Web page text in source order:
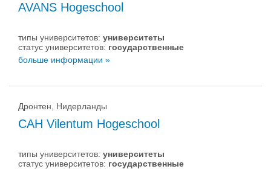
AVANS Hogeschool
типы университетов: университеты
статус университетов: государственные
больше информации »
Дронтен, Нидерланды
CAH Vilentum Hogeschool
типы университетов: университеты
статус университетов: государственные